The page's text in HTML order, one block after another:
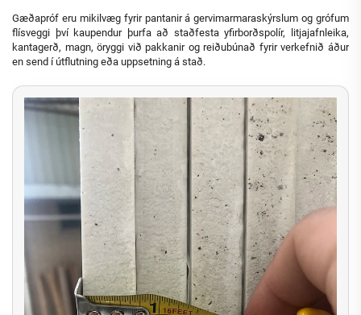
Gæðapróf eru mikilvæg fyrir pantanir á gervimarmaraskýrslum og grófum
flísveggi því kaupendur þurfa að staðfesta yfirborðspolír, litjajafnleika,
kantagerð, magn, öryggi við pakkanir og reiðubúnað fyrir verkefnið áður
en send í útflutning eða uppsetning á stað.